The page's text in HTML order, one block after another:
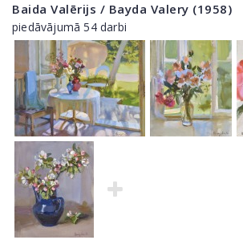
Baida Valērijs / Bayda Valery (1958)
piedāvājumā 54 darbi